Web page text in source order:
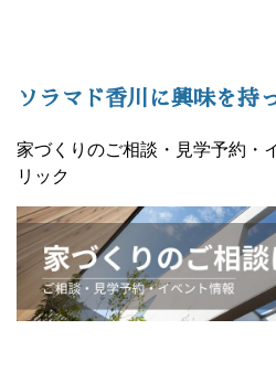
ソラマド香川に興味を持
家づくりのご相談・見学予約・
リック